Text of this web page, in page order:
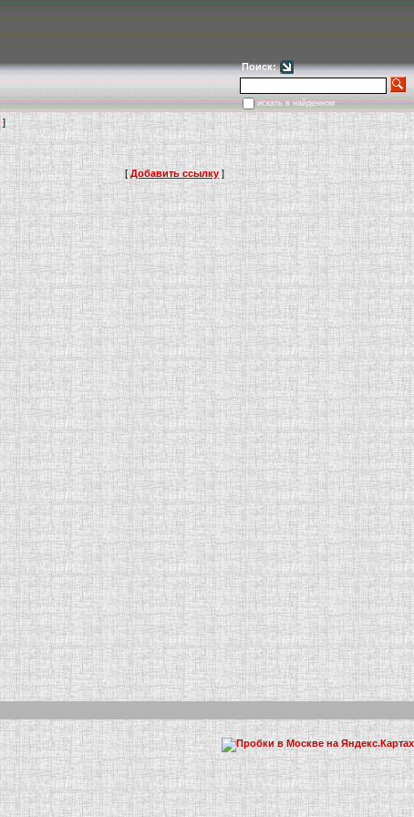
+7(925)411-
Поиск:
искать в найденном
]
[Добавить ссылку ]